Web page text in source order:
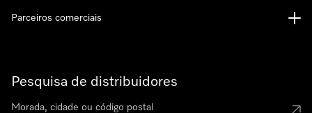
Pesquisa de distribuidores
Parceiros comerciais